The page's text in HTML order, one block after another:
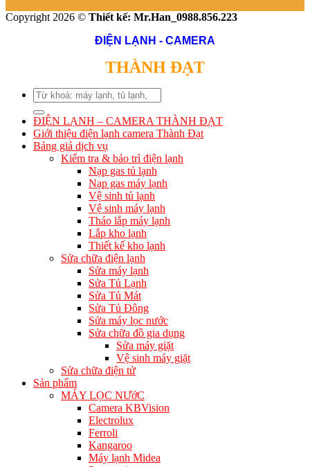
Copyright 2026 © Thiết kế: Mr.Han_0988.856.223
ĐIỆN LẠNH - CAMERA
THÀNH ĐẠT
Search
for:
ĐIỆN LẠNH – CAMERA THÀNH ĐẠT
Giới thiệu điện lạnh camera Thành Đạt
Bảng giá dịch vụ
Kiểm tra & bảo trì điện lạnh
Nạp gas tủ lạnh
Nạp gas máy lạnh
Vệ sinh tủ lạnh
Vệ sinh máy lạnh
Tháo lắp máy lạnh
Lắp kho lạnh
Thiết kế kho lạnh
Sửa chữa điện lạnh
Sửa máy lạnh
Sửa Tủ Lạnh
Sửa Tủ Mát
Sửa Tủ Đông
Sửa máy lọc nước
Sửa chữa đồ gia dụng
Sửa máy giặt
Vệ sinh máy giặt
Sửa chữa điện tử
Sản phẩm
MÁY LỌC NƯớC
Camera KBVision
Electrolux
Ferroli
Kangaroo
Máy lạnh Midea